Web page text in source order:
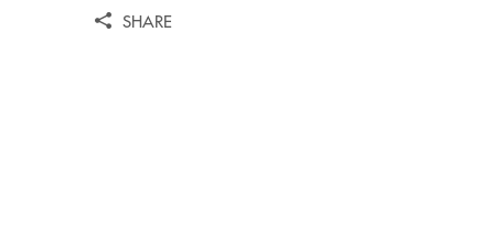
SHARE